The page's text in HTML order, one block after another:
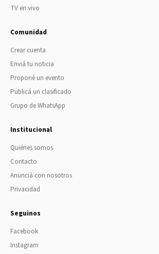
TV en vivo
Comunidad
Crear cuenta
Enviá tu noticia
Proponé un evento
Publicá un clasificado
Grupo de WhatsApp
Institucional
Quiénes somos
Contacto
Anunciá con nosotros
Privacidad
Seguinos
Facebook
Instagram